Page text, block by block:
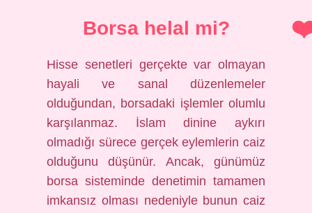
Borsa helal mi?
Hisse senetleri gerçekte var olmayan
hayali ve sanal düzenlemeler
olduğundan, borsadaki işlemler olumlu
karşılanmaz. İslam dinine aykırı
olmadığı sürece gerçek eylemlerin caiz
olduğunu düşünür. Ancak, günümüz
borsa sisteminde denetimin tamamen
imkansız olması nedeniyle bunun caiz